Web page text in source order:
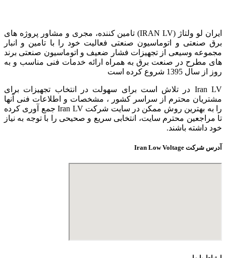
ایران لو ولتاژ (IRAN LV) تامین کننده، مجری و مشاور پروژه های
برق صنعتی و اتوماسیون صنعتی فعالیت خود را با تامین و انبار
مجموعه وسیعی از تجهیزات فشار ضعیف و اتوماسیون صنعتی برند
های مطرح در صنعت برق به همراه ارائه خدمات فنی مناسب و به
روز از سال 1395 شروع کرده است
Iran LV در تلاش است برای سهولت در انتخاب تجهیزات برای
مشتریان محترم از سراسر کشور ، مشخصات و اطلاعات فنی آنها
را به بهترین روش ممکن در سایت شرکت Iran LV جمع آوری کرده
تا مراجعین محترم سایت، انتخابی سریع و صحیحی را با توجه به نیاز
خود داشته باشند.
آدرس شرکت Iran Low Voltage